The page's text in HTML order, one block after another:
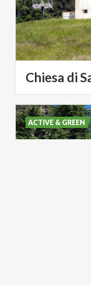
Chiesa di
ACTIVE & GREEN